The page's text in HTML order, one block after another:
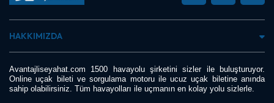
HAKKIMIZDA
Avantajliseyahat.com 1500 havayolu şirketini sizler ile buluşturuyor.
Online uçak bileti ve sorgulama motoru ile ucuz uçak biletine anında
sahip olabilirsiniz. Tüm havayolları ile uçmanın en kolay yolu sizlerle.